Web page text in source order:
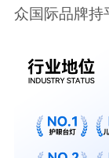
众国际品牌持